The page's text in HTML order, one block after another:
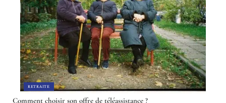
RETRAITE
Comment choisir son offre de téléassistance ?